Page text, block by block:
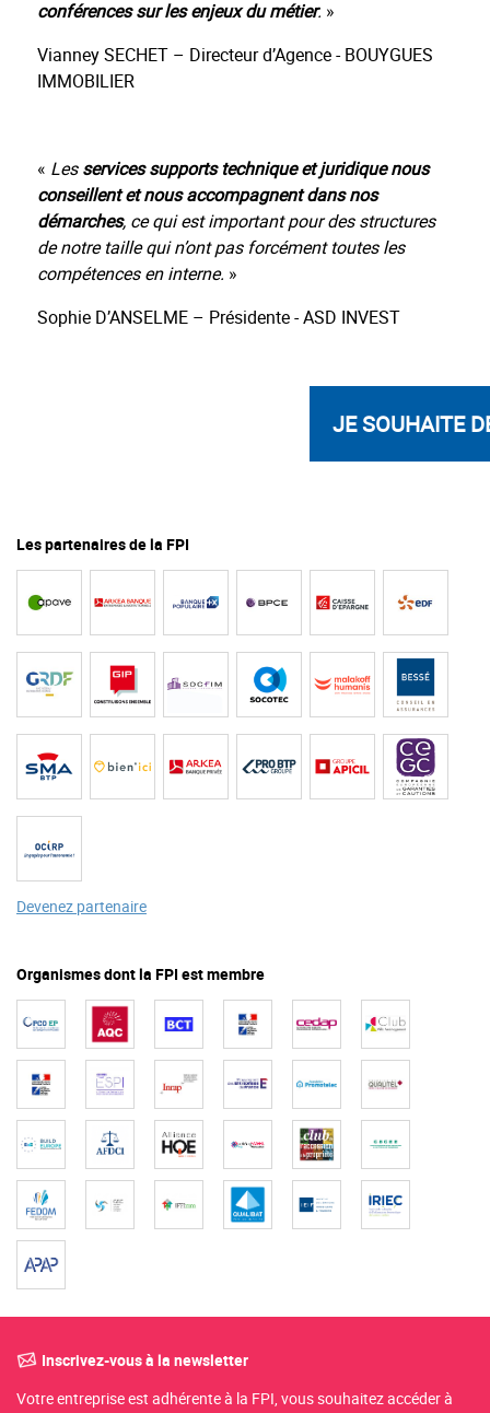
conférences sur les enjeux du métier. »
Vianney SECHET – Directeur d’Agence - BOUYGUES
IMMOBILIER
« Lesservices supports technique et juridique nous
conseillent et nous accompagnent dans nos
démarches, ce qui est important pour des structures
de notre taille qui n’ont pas forcément toutes les
compétences en interne. »
Sophie D’ANSELME – Présidente - ASD INVEST
JE SOUHAITE
Les partenaires de la FPI
Devenez partenaire
Organismes dont la FPI est membre
Inscrivez-vous à la newsletter
Votre entreprise est adhérente à la FPI, vous souhaitez accéder à